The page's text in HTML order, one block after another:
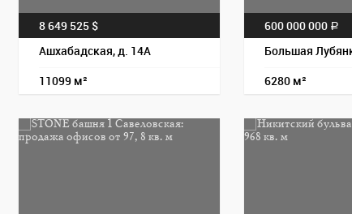
8 649 525 $
Ашхабадская, д. 14А
11099 м²
600 000 000 a
Большая
6280 м²